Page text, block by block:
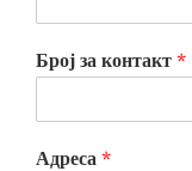
Број за контакт *
Адреса *